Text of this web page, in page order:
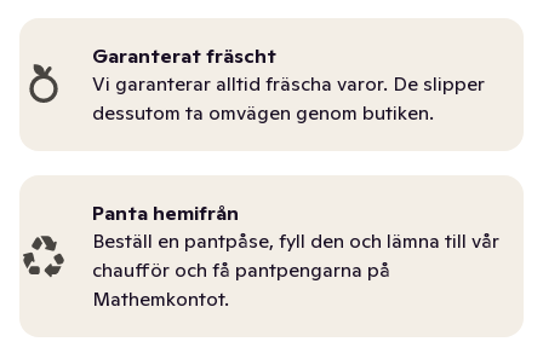
Garanterat fräscht
Vi garanterar alltid fräscha varor. De slipper
dessutom ta omvägen genom butiken.
Panta hemifrån
Beställ en pantpåse, fyll den och lämna till vår
chaufför och få pantpengarna på
Mathemkontot.